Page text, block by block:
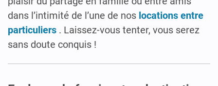
dans l’intimité de l’une de nos locations entre
particuliers . Laissez-vous tenter, vous serez
sans doute conquis !